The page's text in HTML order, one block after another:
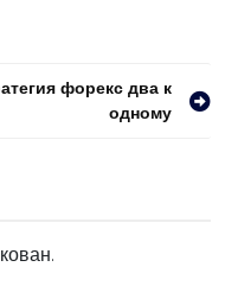
форекс два к
одному